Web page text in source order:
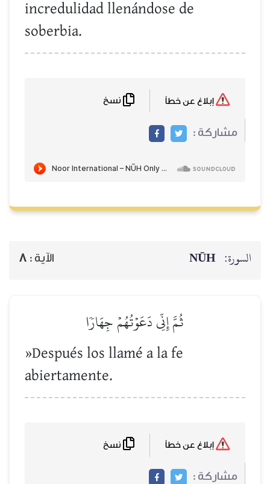
incredulidad llenándose de
soberbia.
مشاركة :
السورة: NŪH الآية : 8
ثُمَّ إِنِّي دَعَوۡتُهُمۡ جِهَارٗا
»Después los llamé a la fe
abiertamente.
مشاركة :